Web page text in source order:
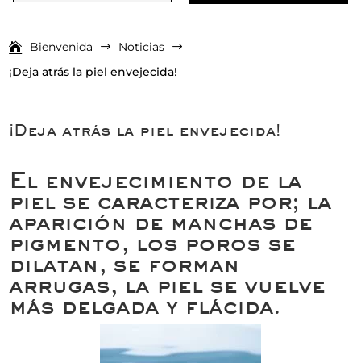
Bienvenida $ Noticias $
¡Deja atrás la piel envejecida!
¡Deja atrás la piel envejecida!
El envejecimiento de la
piel se caracteriza por; la
aparición de manchas de
pigmento, los poros se
dilatan, se forman
arrugas, la piel se vuelve
más delgada y flácida.